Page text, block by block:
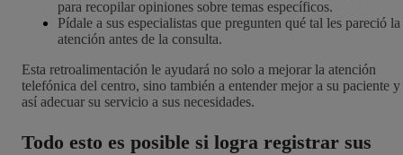
para recopilar opiniones sobre temas específicos.
Pídale a sus especialistas que pregunten qué tal les pareció la
atención antes de la consulta.
Esta retroalimentación le ayudará no solo a mejorar la atención
telefónica del centro, sino también a entender mejor a su paciente y
así adecuar su servicio a sus necesidades.
Todo esto es posible si logra registrar sus